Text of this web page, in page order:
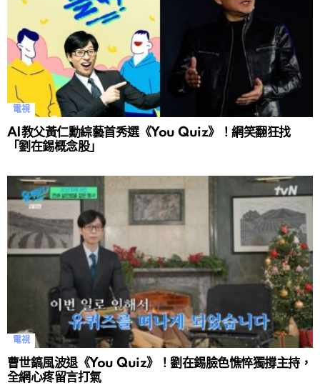
電視
AI教父黃仁勳綜藝首秀選《You Quiz》！網笑翻狂找
「劉在錫概念股」
電視
曹世鎬風波退《You Quiz》！劉在錫臉色憔悴獨撐主持，
全網心疼留言打氣